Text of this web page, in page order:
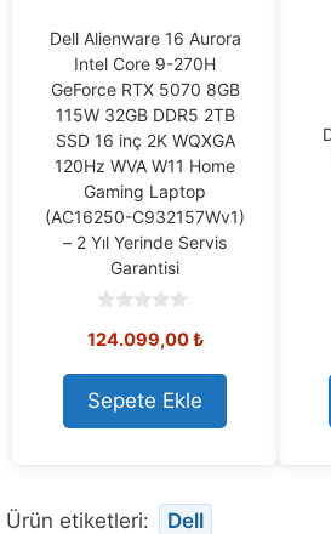
Dell Alienware 16 Aurora
Intel Core 9-270H
GeForce RTX 5070 8GB
115W 32GB DDR5 2TB
SSD 16 inç 2K WQXGA
120Hz WVA W11 Home
Gaming Laptop
(AC16250-C932157Wv1)
– 2 Yıl Yerinde Servis
Garantisi
o
t
o
f
5
124.099,00₺
Sepete Ekle
Ürün etiketleri: Dell